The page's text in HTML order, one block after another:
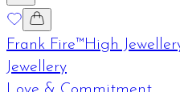
Frank Fire™High
Jewellery